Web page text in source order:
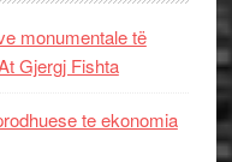
monumentale të
Gjergj Fishta
te ekonomia